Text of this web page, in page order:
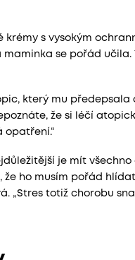
s vysokým
se pořád
který mu
že si léčí
opatření.“
je mít
ho musím pořád
„Stres totiž chorobu